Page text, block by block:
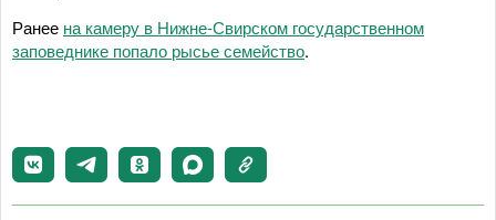
Ранее на камеру в Нижне-Свирском государственном
заповеднике попало рысье семейство.